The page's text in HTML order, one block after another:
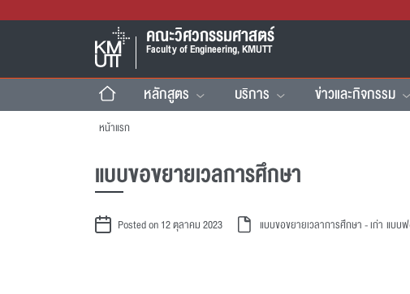
คณะวิศวกรรมศาสตร์
Faculty of Engineering, KMUTT
หลักสูตร บริการ ข่าวและกิจกรรม
หน้าแรก
แบบขอขยายเวลการศึกษา
Posted on 12 ตุลาคม 2023 แบบขอขยายเวลาการศึกษา - เก่า แบบ